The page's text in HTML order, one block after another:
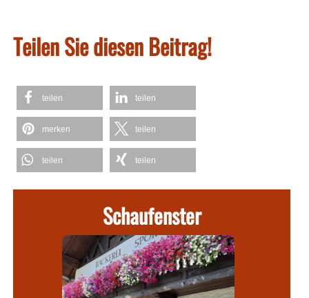
Teilen Sie diesen Beitrag!
teilen teilen
merken teilen
teilen teilen
Schaufenster